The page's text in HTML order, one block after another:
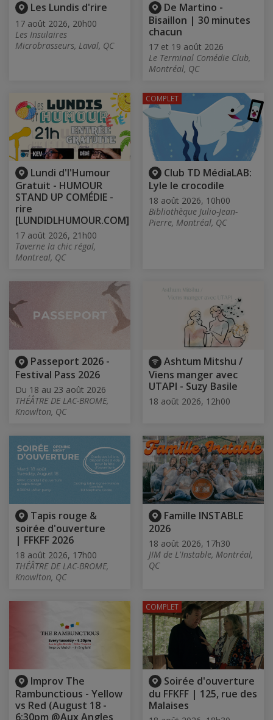
Les Lundis d'rire
17 août 2026, 20h00
Les Insulaires
Microbrasseurs, Laval, QC
De Martino -
Bisaillon | 30 minutes
chacun
17 et 19 août 2026
Le Terminal Comédie Club,
Montréal, QC
Lundi d'l'Humour
Gratuit - HUMOUR
STAND UP COMÉDIE -
rire
[LUNDIDLHUMOUR.COM]
17 août 2026, 21h00
Taverne la chic régal,
Montreal, QC
Club TD MédiaLAB:
Lyle le crocodile
18 août 2026, 10h00
Bibliothèque Julio-Jean-
Pierre, Montréal, QC
COMPLET
Passeport 2026 -
Festival Pass 2026
Du 18 au 23 août 2026
THÉÂTRE DE LAC-BROME,
Knowlton, QC
Ashtum Mitshu /
Viens manger avec
UTAPI - Suzy Basile
18 août 2026, 12h00
Tapis rouge &
soirée d'ouverture
| FFKFF 2026
18 août 2026, 17h00
THÉÂTRE DE LAC-BROME,
Knowlton, QC
Famille INSTABLE
2026
18 août 2026, 17h30
JIM de L'Instable, Montréal,
QC
Improv The
Rambunctious - Yellow
vs Red (August 18 -
6:30pm @Aux Angles
Soirée d'ouverture
du FFKFF | 125, rue des
Malaises
COMPLET